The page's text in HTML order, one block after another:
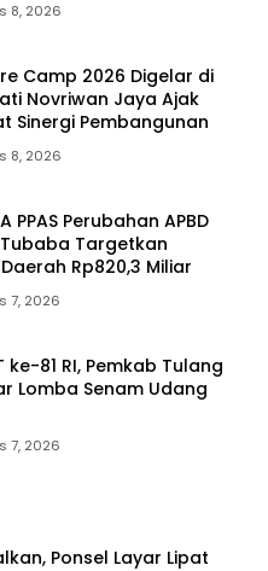
8, 2026
Camp 2026 Digelar di
Novriwan Jaya Ajak
Sinergi Pembangunan
8, 2026
PPAS Perubahan APBD
Targetkan
Rp820,3 Miliar
7, 2026
ke-81 RI, Pemkab Tulang
Lomba Senam Udang
7, 2026
Ponsel Layar Lipat